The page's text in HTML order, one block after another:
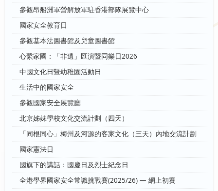
參觀昂船洲軍營解放軍駐香港部隊展覽中心
國家安全教育日
參觀基本法圖書館及兒童圖書館
心繫家國：「非遺」匯演暨同樂日2026
中國文化日暨幼稚園活動日
生活中的國家安全
參觀國家安全展覽廳
北京姊妹學校文化交流計劃（四天）
「同根同心」梅州及河源的客家文化（三天）內地交流計劃
國家憲法日
國旗下的講話：國慶日及烈士紀念日
全港學界國家安全常識挑戰賽(2025/26) — 網上初賽